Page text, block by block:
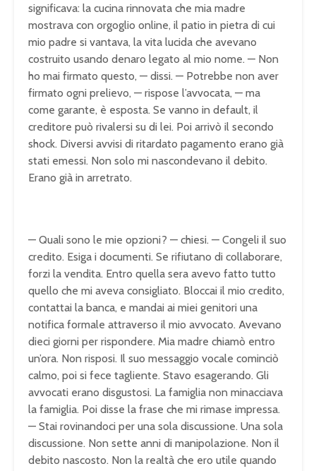
significava: la cucina rinnovata che mia madre
mostrava con orgoglio online, il patio in pietra di cui
mio padre si vantava, la vita lucida che avevano
costruito usando denaro legato al mio nome. — Non
ho mai firmato questo, — dissi. — Potrebbe non aver
firmato ogni prelievo, — rispose l’avvocata, — ma
come garante, è esposta. Se vanno in default, il
creditore può rivalersi su di lei. Poi arrivò il secondo
shock. Diversi avvisi di ritardato pagamento erano già
stati emessi. Non solo mi nascondevano il debito.
Erano già in arretrato.
— Quali sono le mie opzioni? — chiesi. — Congeli il suo
credito. Esiga i documenti. Se rifiutano di collaborare,
forzi la vendita. Entro quella sera avevo fatto tutto
quello che mi aveva consigliato. Bloccai il mio credito,
contattai la banca, e mandai ai miei genitori una
notifica formale attraverso il mio avvocato. Avevano
dieci giorni per rispondere. Mia madre chiamò entro
un’ora. Non risposi. Il suo messaggio vocale cominciò
calmo, poi si fece tagliente. Stavo esagerando. Gli
avvocati erano disgustosi. La famiglia non minacciava
la famiglia. Poi disse la frase che mi rimase impressa.
— Stai rovinandoci per una sola discussione. Una sola
discussione. Non sette anni di manipolazione. Non il
debito nascosto. Non la realtà che ero utile quando